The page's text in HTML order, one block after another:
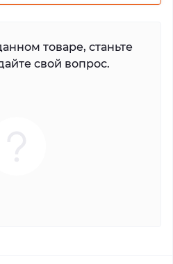
товаре, станьте
свой вопрос.